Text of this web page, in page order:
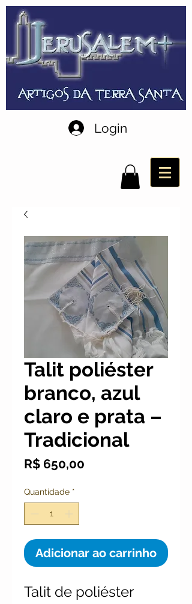
Login
Talit poliéster
branco, azul
claro e prata –
Tradicional
R$ 650,00
Quantidade *
Adicionar ao carrinho
Talit de poliéster